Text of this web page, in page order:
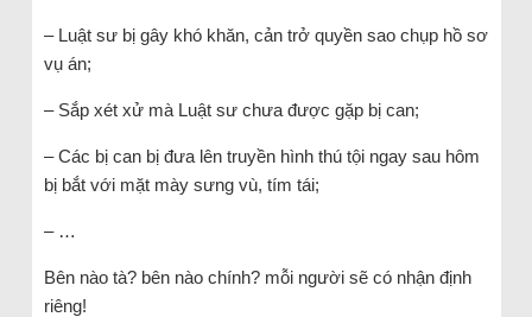
– Luật sư bị gây khó khăn, cản trở quyền sao chụp hồ sơ
vụ án;
– Sắp xét xử mà Luật sư chưa được gặp bị can;
– Các bị can bị đưa lên truyền hình thú tội ngay sau hôm
bị bắt với mặt mày sưng vù, tím tái;
– …
Bên nào tà? bên nào chính? mỗi người sẽ có nhận định
riêng!